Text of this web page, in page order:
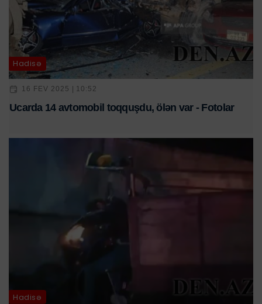
Hadisə
16 FEV 2025 | 10:52
Ucarda 14 avtomobil toqquşdu, ölən var - Fotolar
Hadisə